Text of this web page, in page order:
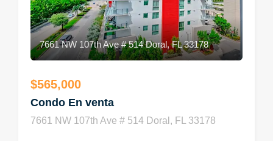
7661 NW 107th Ave # 514 Doral, FL 33178
$565,000
Condo En venta
7661 NW 107th Ave # 514 Doral, FL 33178